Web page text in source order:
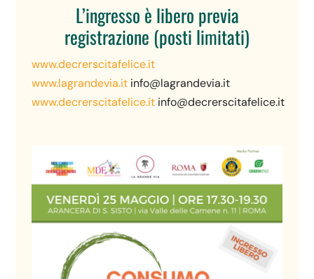
L’ingresso è libero previa
registrazione (posti limitati)
www.decrerscitafelice.it
www.lagrandevia.it info@lagrandevia.it
www.decrerscitafelice.it info@decrerscitafelice.it